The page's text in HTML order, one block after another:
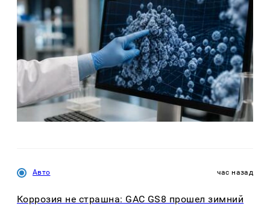
Авто час назад
Коррозия не страшна: GAC GS8 прошел зимний